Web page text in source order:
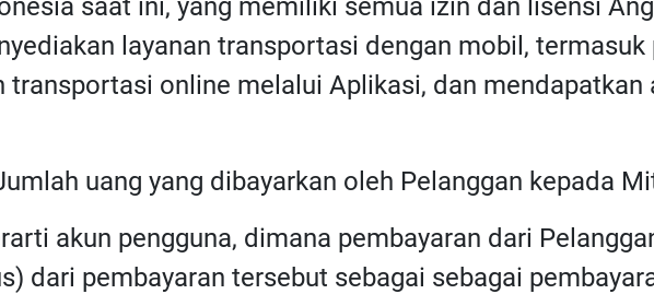
saat ini, yang memiliki semua izin dan lisensi
layanan transportasi dengan mobil, termasuk
transportasi online melalui Aplikasi, dan mendapatkan
uang yang dibayarkan oleh Pelanggan kepada
akun pengguna, dimana pembayaran dari
dari pembayaran tersebut sebagai sebagai